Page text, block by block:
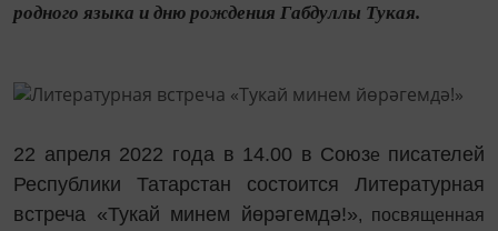
родного языка и дню рождения Габдуллы Тукая.
22 апреля 2022 года в 14.00 в Союзе писателей
Республики Татарстан состоится Литературная
встреча «Тукай минем йөрәгемдә!», посвященная